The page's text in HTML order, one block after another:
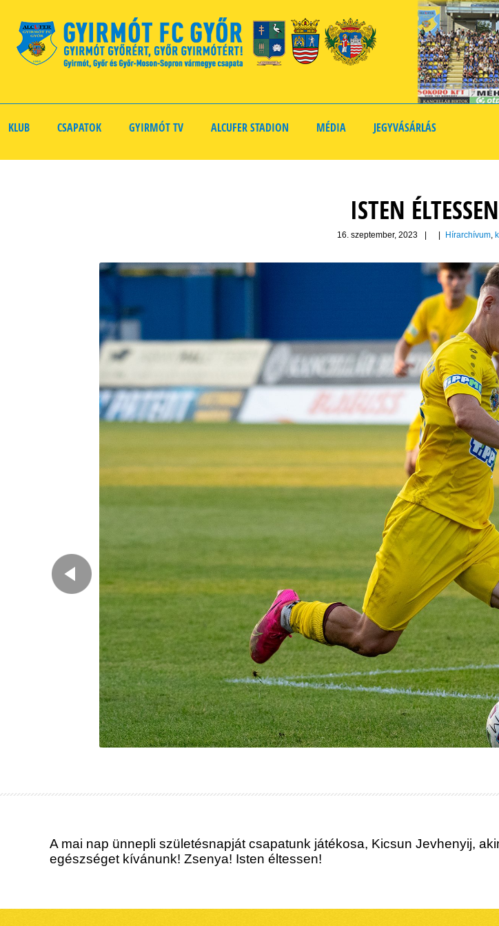
KLUB CSAPATOK GYIRMÓT TV ALCUFER STADION MÉDIA JEGYVÁSÁRLÁS
ISTEN
16. szeptember, 2023 Hírarchívum,
A mai nap ünnepli születésnapját csapatunk játékosa, Kicsun Jevhenyij,
egészséget kívánunk! Zsenya! Isten éltessen!